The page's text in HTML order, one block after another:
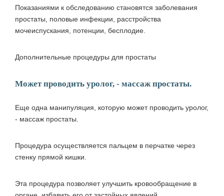
Показаниями к обследованию становятся заболевания
простаты, половые инфекции, расстройства
мочеиспускания, потенции, бесплодие.
Дополнительные процедуры для простаты
Может проводить уролог, - массаж простаты.
Еще одна манипуляция, которую может проводить уролог,
- массаж простаты.
Процедура осуществляется пальцем в перчатке через
стенку прямой кишки.
Эта процедура позволяет улучшить кровообращение в